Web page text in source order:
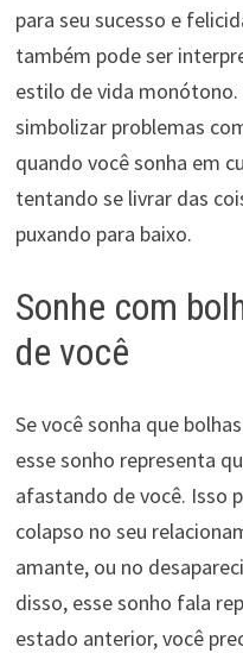
para seu sucesso e
também pode ser
estilo de vida
simbolizar problemas
quando você sonha em
tentando se livrar das
puxando para baixo.
Sonhe com
de você
Se você sonha que
esse sonho representa
afastando de você. Isso
colapso no seu
amante, ou no
disso, esse sonho fala
estado anterior, você